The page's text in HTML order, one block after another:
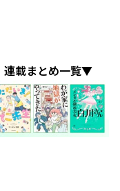
連載まとめ一覧▼